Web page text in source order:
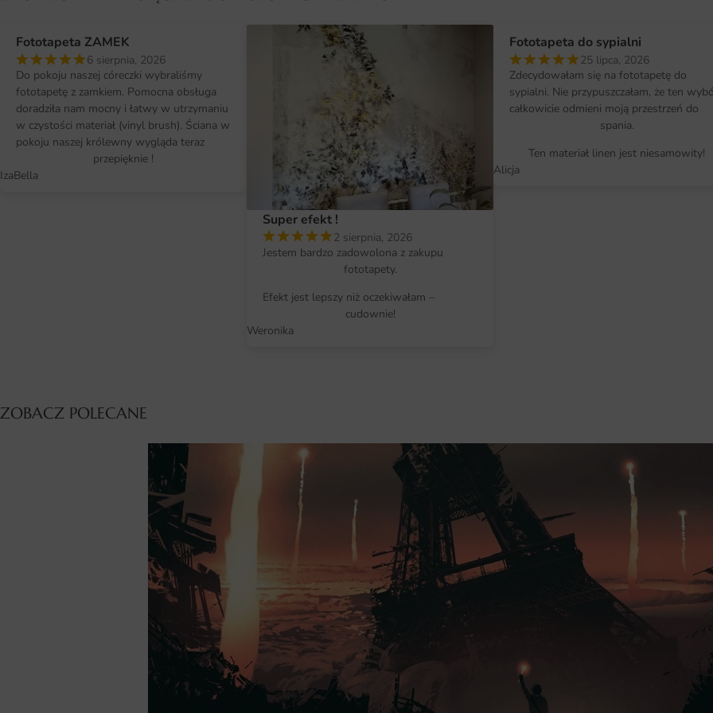
Każdą fototapetę realizujemy na
ściany. Wzór jest kadrowany w
kompozycji pozostały widoczne
Materiał dostarczany jest w
samodzielny montaż. Klej do
samoprzylepnej to wszystko,
Dlaczego warto wybrać tę
Ta aranżacja wnosi do wnętrza
uspokajające błękity sprzyjające
iluzja głębi, która powiększa
Fototapeta ZAMEK
6 sierpnia, 2026
Do pokoju naszej córeczki wybraliśmy
fototapetę z zamkiem. Pomocna obsługa
doradziła nam mocny i łatwy w utrzymaniu
w czystości materiał (vinyl brush). Ściana w
pokoju naszej królewny wygląda teraz
przepięknie !
IzaBella
Super efekt !
2 sierpnia, 2026
Jestem bardzo zadowolona z zakupu
fototapety.
Efekt jest lepszy niż oczekiwałam –
cudownie!
Weronika
Fototapeta do sypialni
25 lipca, 2026
Zdecydowałam się na fototapetę do
sypialni. Nie przypuszczałam, że ten
całkowicie odmieni moją przestrzeń do
spania.
Ten materiał linen jest niesamowity!
Alicja
ZOBACZ POLECANE